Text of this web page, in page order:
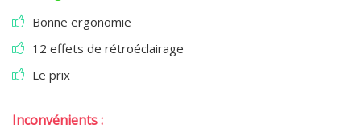
Bonne ergonomie
12 effets de rétroéclairage
Le prix
Inconvénients: